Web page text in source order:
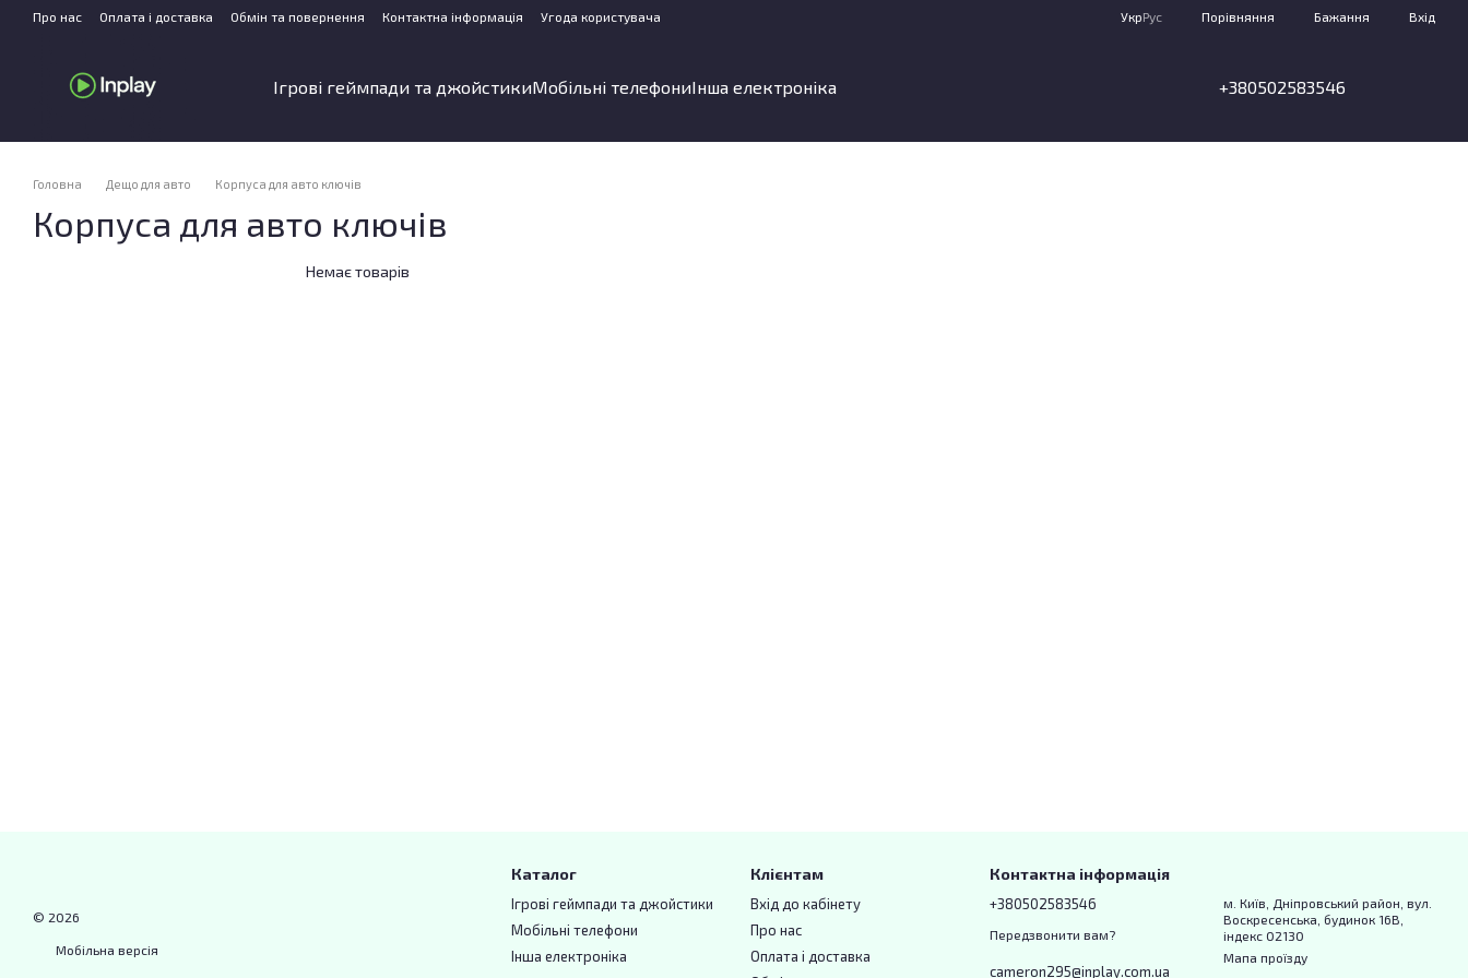
Перейти до основного контенту
Про нас Оплата і доставка Обмін та повернення Контактна інформація Угода користувача УкрРус Порівняння Бажання Вхід
Ігрові геймпади та джойстикиМобільні телефониІнша електроніка +380502583546
Головна Дещо для авто Корпуса для авто ключів
Корпуса для авто ключів
Немає товарів
© 2026
Мобільна версія
Каталог
Ігрові геймпади та джойстики
Мобільні телефони
Інша електроніка
Клієнтам
Вхід до кабінету
Про нас
Оплата і доставка
Контактна інформація
+380502583546
Передзвонити вам?
cameron295@inplay.com.ua
м. Київ, Дніпровський район, вул.
Воскресенська, будинок 16В,
індекс 02130
Мапа проїзду